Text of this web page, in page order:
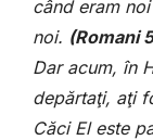
când eram
noi. (Romani
Dar acum, în
depărtaţi, aţi
Căci El este